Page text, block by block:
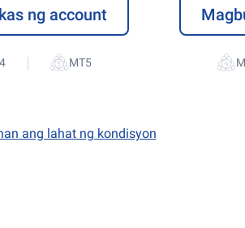
ng account
|
ang lahat ng kondisyon